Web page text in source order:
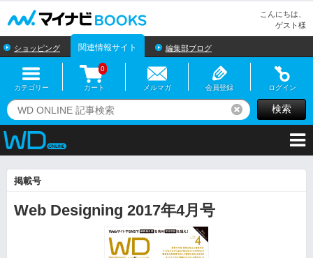
こんにちは、
ゲスト様
ショッピング 関連情報サイト 編集部ブログ
カテゴリー カート
0
メルマガ 会員登録 ログイン
リセット検索
掲載号
Web Designing 2017年4月号